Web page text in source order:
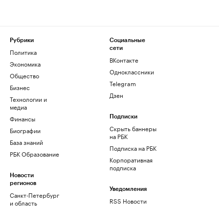
Рубрики
Политика
Экономика
Общество
Бизнес
Технологии и
медиа
Финансы
Биографии
База знаний
РБК Образование
Новости
регионов
Санкт-Петербург
и область
Социальные
сети
ВКонтакте
Одноклассники
Telegram
Дзен
Подписки
Скрыть баннеры
на РБК
Подписка на РБК
Корпоративная
подписка
Уведомления
RSS Новости